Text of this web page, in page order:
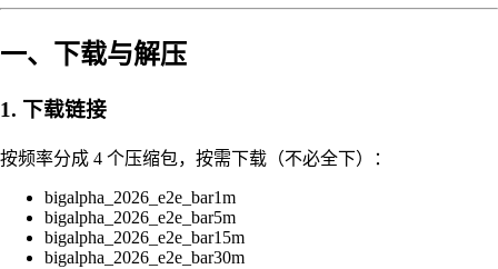
一、下载与解压
1. 下载链接
按频率分成 4 个压缩包，按需下载（不必全下）：
bigalpha_2026_e2e_bar1m
bigalpha_2026_e2e_bar5m
bigalpha_2026_e2e_bar15m
bigalpha_2026_e2e_bar30m